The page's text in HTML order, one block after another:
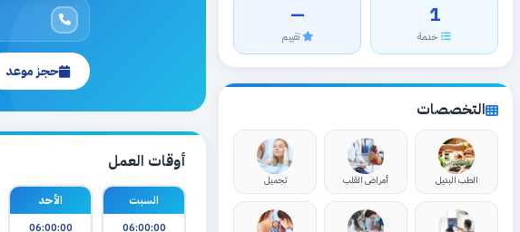
1
خدمة
—
تقييم
التخصصات
الطب البديل أمراض القلب تجميل
حجز موعد
أوقات العمل
السبت
06:00:00
الأحد
06:00:00